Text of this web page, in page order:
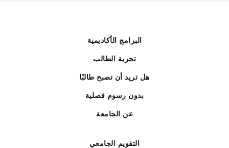
البرامج الأكاديمية
تجربة الطالب
هل تريد أن تصبح طالبًا
بدون رسوم فصلية
عن الجامعة
التقويم الجامعي